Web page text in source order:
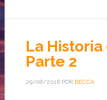
La
Parte 2
29/08/2016POR BECCA